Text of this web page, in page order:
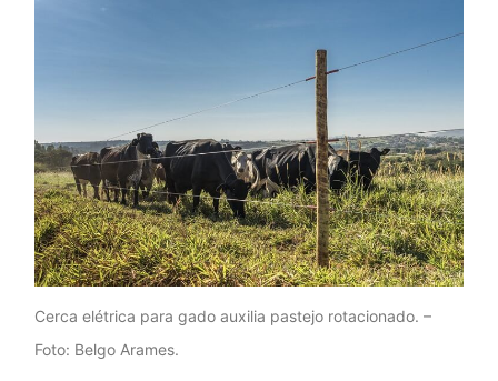
Cerca elétrica para gado auxilia pastejo rotacionado. –
Foto: Belgo Arames.